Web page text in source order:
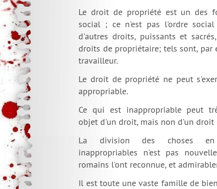
Le droit de propriété est un des
social ; ce n'est pas l'ordre
d'autres droits, puissants et
droits de propriétaire; tels sont, par
travailleur.
Le droit de propriété ne peut
appropriable.
Ce qui est inappropriable peut
objet d'un droit, mais non d'un droit
La division des choses en
inappropriables n'est pas
romains l'ont reconnue, et
Il est toute une vaste famille de